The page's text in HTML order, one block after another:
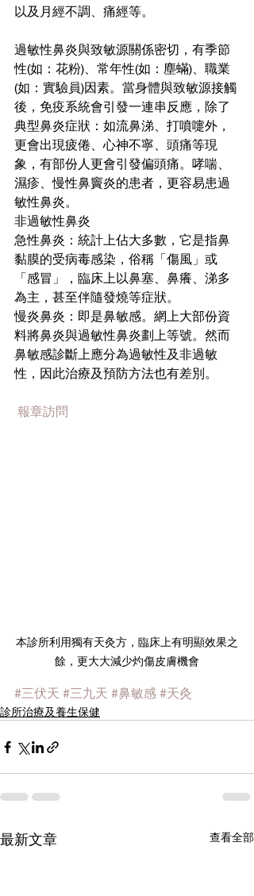
以及月經不調、痛經等。
過敏性鼻炎與致敏源關係密切，有季節
性(如：花粉)、常年性(如：塵蟎)、職業
(如：實驗員)因素。當身體與致敏源接觸
後，免疫系統會引發一連串反應，除了
典型鼻炎症狀：如流鼻涕、打噴嚏外，
更會出現疲倦、心神不寧、頭痛等現
象，有部份人更會引發偏頭痛。哮喘、
濕疹、慢性鼻竇炎的患者，更容易患過
敏性鼻炎。
非過敏性鼻炎
急性鼻炎：統計上佔大多數，它是指鼻
黏膜的受病毒感染，俗稱「傷風」或
「感冒」，臨床上以鼻塞、鼻癢、涕多
為主，甚至伴隨發燒等症狀。
慢炎鼻炎：即是鼻敏感。網上大部份資
料將鼻炎與過敏性鼻炎劃上等號。然而
鼻敏感診斷上應分為過敏性及非過敏
性，因此治療及預防方法也有差別。
報章訪問
本診所利用獨有天灸方，臨床上有明顯效果之
餘，更大大減少灼傷皮膚機會
#三伏天 #三九天 #鼻敏感 #天灸
診所治療及養生保健
最新文章 查看全部